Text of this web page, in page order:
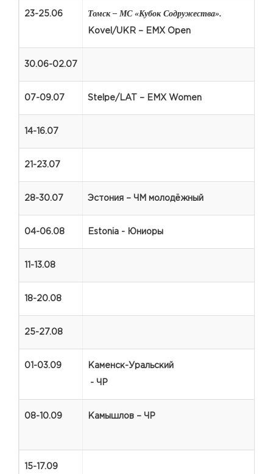
23-25.06 Томск – МС «Кубок Содружества».
Kovel/UKR – EMX Open
30.06-02.07
07-09.07 Stelpe/LAT – EMX Women
14-16.07
21-23.07
28-30.07 Эстония – ЧМ молодёжный
04-06.08 Estonia - Юниоры
11-13.08
18-20.08
25-27.08
01-03.09 Каменск-Уральский
- ЧР
08-10.09 Камышлов – ЧР
15-17.09